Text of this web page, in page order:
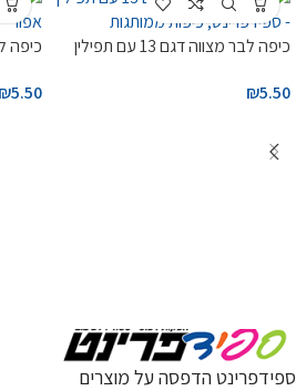
כיפה לבר מצווה דגם 13 עם תפילין
₪5.50
כיפה
₪5.50
ספידפרינט הדפסה על מוצרים